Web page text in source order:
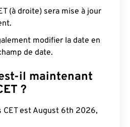
(à droite) sera mise à jour
modifier la date en
de date.
il maintenant
?
CET est August 6th 2026,